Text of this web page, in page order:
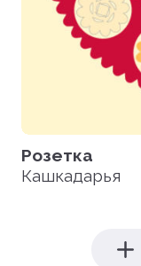
Розетка
Кашкадарья